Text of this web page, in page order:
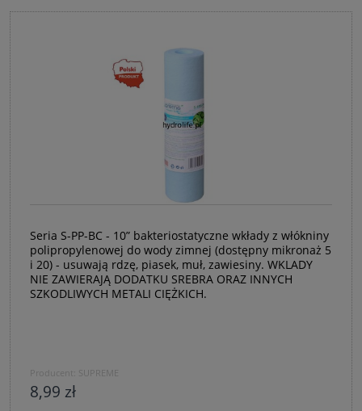
Seria S-PP-BC - 10” bakteriostatyczne wkłady z włókniny
polipropylenowej do wody zimnej (dostępny mikronaż 5
i 20) - usuwają rdzę, piasek, muł, zawiesiny. WKLADY
NIE ZAWIERAJĄ DODATKU SREBRA ORAZ INNYCH
SZKODLIWYCH METALI CIĘŻKICH.
Producent: SUPREME
8,99 zł